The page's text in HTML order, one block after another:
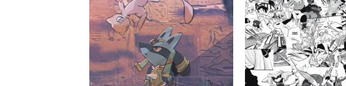
Favoritar